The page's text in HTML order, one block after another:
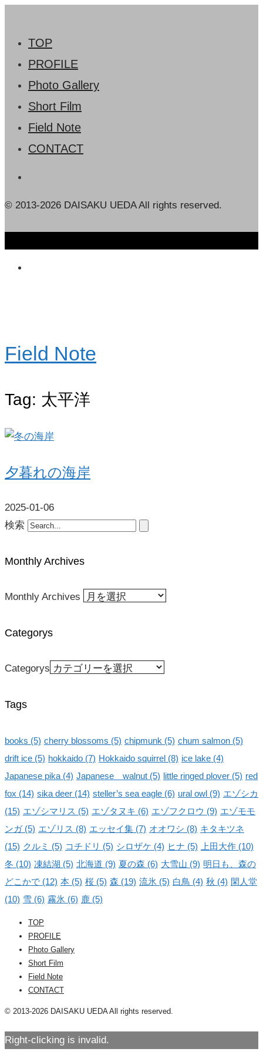
TOP
PROFILE
Photo Gallery
Short Film
Field Note
CONTACT
© 2013-2026 DAISAKU UEDA All rights reserved.
Field Note
Tag: 太平洋
夕暮れの海岸
2025-01-06
検索
Monthly Archives
Monthly Archives
Categorys
Categorys
Tags
books (5) cherry blossoms (5) chipmunk (5) chum salmon (5)
drift ice (5) hokkaido (7) Hokkaido squirrel (8) ice lake (4)
Japanese pika (4) Japanese walnut (5) little ringed plover (5) red
fox (14) sika deer (14) steller’s sea eagle (6) ural owl (9) エゾシカ
(15) エゾシマリス (5) エゾタヌキ (6) エゾフクロウ (9) エゾモモ
ンガ (5) エゾリス (8) エッセイ集 (7) オオワシ (8) キタキツネ
(15) クルミ (5) コチドリ (5) シロザケ (4) ヒナ (5) 上田大作 (10)
冬 (10) 凍結湖 (5) 北海道 (9) 夏の森 (6) 大雪山 (9) 明日も、森の
どこかで (12) 本 (5) 桜 (5) 森 (19) 流氷 (5) 白鳥 (4) 秋 (4) 閑人堂
(10) 雪 (6) 霧氷 (6) 鹿 (5)
TOP
PROFILE
Photo Gallery
Short Film
Field Note
CONTACT
© 2013-2026 DAISAKU UEDA All rights reserved.
Right-clicking is invalid.